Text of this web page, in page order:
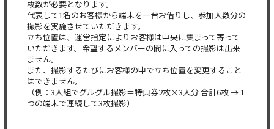
枚数が必要となります。
代表して1名のお客様から端末を一台お借りし、参加人数分の
撮影を実施させていただきます。
立ち位置は、運営指定によりお客様は中央に集まって寄って
いただきます。希望するメンバーの間に入っての撮影は出来
ません。
また、撮影するたびにお客様の中で立ち位置を変更すること
はできません。
（例：3人組でグルグル撮影＝特典券2枚×3人分 合計6枚 → 1
つの端末で連続して3枚撮影）